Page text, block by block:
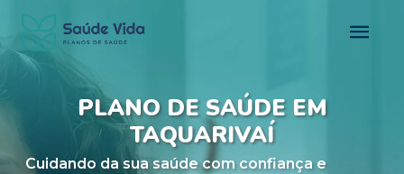
PLANO DE SAÚDE EM
TAQUARIVAÍ
Cuidando da sua saúde com confiança e